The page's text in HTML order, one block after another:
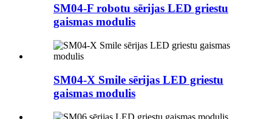
SM04-F robotu sērijas LED griestu
gaismas modulis
SM04-X Smile sērijas LED griestu
gaismas modulis